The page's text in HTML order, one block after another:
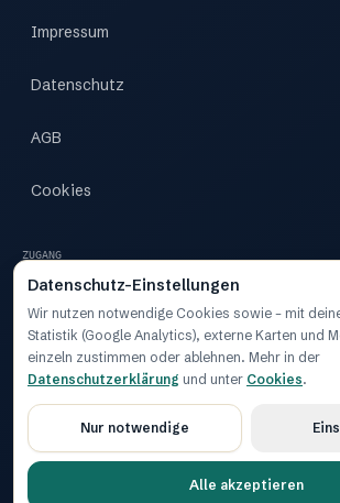
Impressum
Datenschutz
AGB
Cookies
ZUGANG
Dashboard
Cookie-Einstellungen
Datenschutz-Einstellungen
Wir nutzen notwendige Cookies sowie – mit
Statistik (Google Analytics), externe Karten und
einzeln zustimmen oder ablehnen. Mehr in der
Datenschutzerklärung und unter Cookies.
Nur notwendige
Alle akzeptieren